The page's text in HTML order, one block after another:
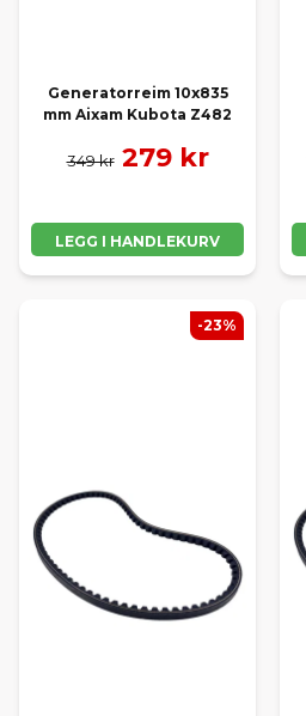
Generatorreim 10x835
mm Aixam Kubota Z482
349 kr 279 kr
LEGG I HANDLEKURV
-23%